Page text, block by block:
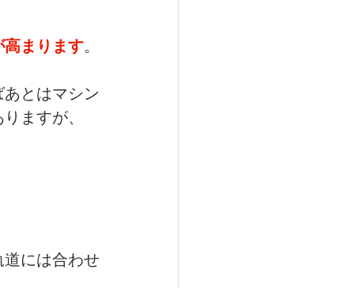
高まります。
とはマシン
ますが、
には合わせ